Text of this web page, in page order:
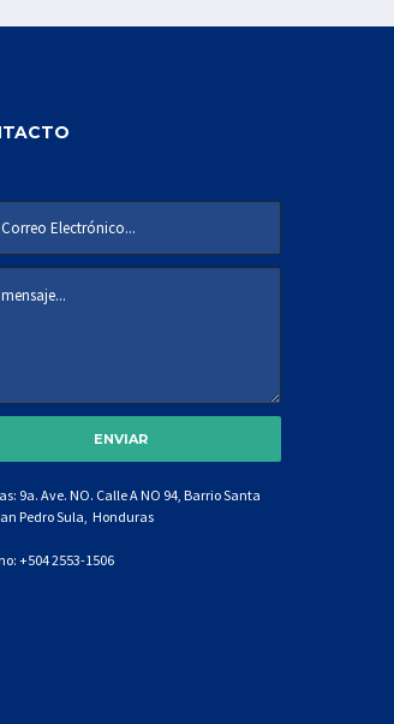
9a. Ave. NO. Calle A NO 94, Barrio Santa
Pedro Sula, Honduras
+504 2553-1506